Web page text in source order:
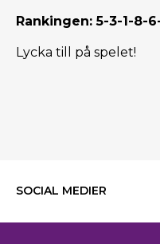
Rankingen: 5-3-1-8-
Lycka till på spelet!
SOCIAL MEDIER